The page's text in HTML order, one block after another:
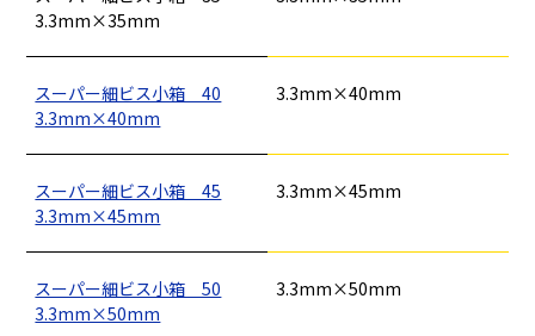
養生 ワイヤー・番線
仮設資材
現場用品・保安用品
3.3mm×35mm
スーパー細ビス小箱 40
3.3mm×40mm
3.3mm×40mm
スーパー細ビス小箱 45
3.3mm×45mm
3.3mm×45mm
スーパー細ビス小箱 50
3.3mm×50mm
3.3mm×50mm